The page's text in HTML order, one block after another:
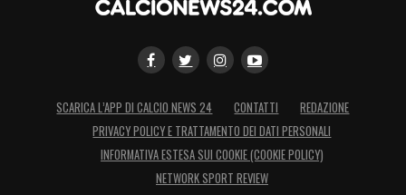
SCARICA L’APP DI CALCIO NEWS 24 CONTATTI
REDAZIONE
PRIVACY POLICY E TRATTAMENTO DEI DATI PERSONALI
INFORMATIVA ESTESA SUI COOKIE (COOKIE POLICY)
NETWORK SPORT REVIEW